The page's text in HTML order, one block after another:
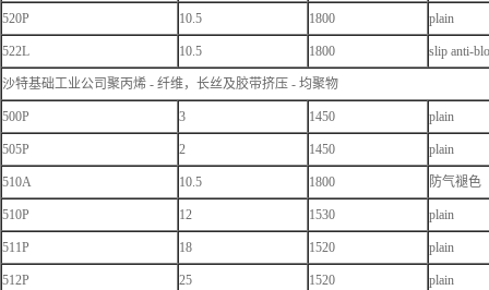
520P 10.5 1800 plain
522L 10.5 1800 slip anti-
沙特基础工业公司聚丙烯 - 纤维，长丝及胶带挤压 - 均聚物
500P 3 1450 plain
505P 2 1450 plain
510A 10.5 1800 防气褪色
510P 12 1530 plain
511P 18 1520 plain
512P 25 1520 plain